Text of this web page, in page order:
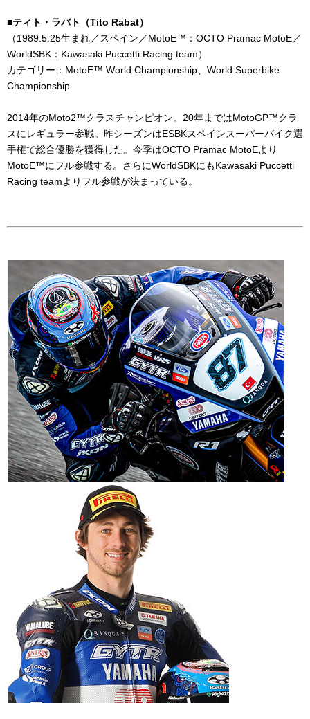
■ティト・ラバト（Tito Rabat）
（1989.5.25生まれ／スペイン／MotoE™：OCTO Pramac MotoE／
WorldSBK：Kawasaki Puccetti Racing team）
カテゴリー：MotoE™ World Championship、 World Superbike
Championship
2014年のMoto2™クラスチャンピオン。 20年まではMotoGP™クラ
スにレギュラー参戦。昨シーズンはESBKスペインスーパーバイク選
手権で総合優勝を獲得した。今季はOCTO Pramac MotoEより
MotoE™にフル参戦する。さらにWorldSBKにもKawasaki Puccetti
Racing teamよりフル参戦が決まっている。